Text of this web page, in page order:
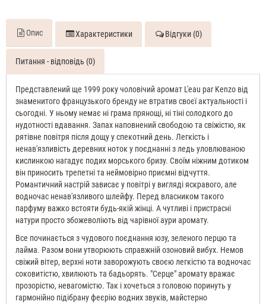
Опис Характеристики Відгуки (0)
Питання - відповідь (0)
Представлений ще 1999 року чоловічий аромат L'eau par Kenzo від
знаменитого французького бренду не втратив своєї актуальності і
сьогодні. У ньому немає ні грама прянощі, ні тіні солодкого до
нудотності вдавання. Запах наповнений свободою та свіжістю, як
рятівне повітря після дощу у спекотний день. Легкість і
ненав'язливість деревних ноток у поєднанні з ледь уловлюваною
кислинкою нагадує подих морського бризу. Своїм ніжним дотиком
він приносить трепетні та неймовірно приємні відчуття.
Романтичний настрій зависає у повітрі у вигляді яскравого, але
водночас ненав'язливого шлейфу. Перед власником такого
парфуму важко встояти будь-якій жінці. А чутливі і пристрасні
натури просто збожеволіють від чарівної аури аромату.
Все починається з чудового поєднання юзу, зеленого перцю та
лайма. Разом вони утворюють справжній озоновий вибух. Немов
свіжий вітер, верхні ноти заворожують своєю легкістю та водночас
соковитістю, хвилюють та бадьорять. "Серце" аромату вражає
прозорістю, невагомістю. Так і хочеться з головою поринуть у
гармонійно підібрану феєрію водних звуків, майстерно